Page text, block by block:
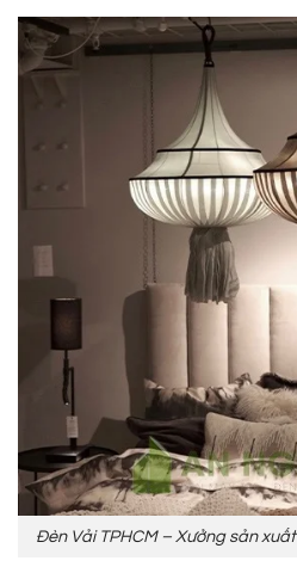
Đèn Vải TPHCM – Xưởng sản